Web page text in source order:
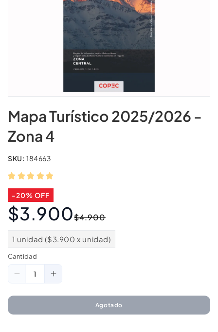
Mapa Turístico 2025/2026 -
Zona 4
SKU: 184663
-20% OFF
$4.900
oferta
$3.900
1 unidad ($3.900 x unidad)
Cantidad
Cantidad
Reducir
Aumentar
Agotado